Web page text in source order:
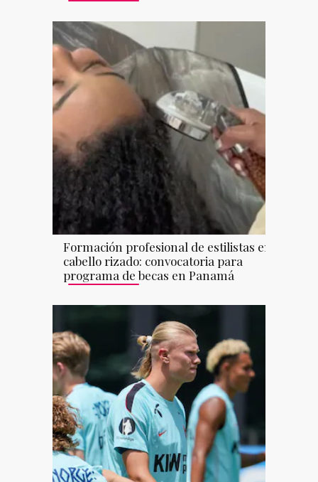
Formación profesional de estilistas en
cabello rizado: convocatoria para
programa de becas en Panamá